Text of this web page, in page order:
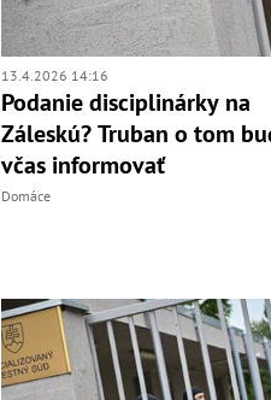
13.4.2026 14:16
Podanie disciplinárky na
Záleskú? Truban o tom
včas informovať
Domáce